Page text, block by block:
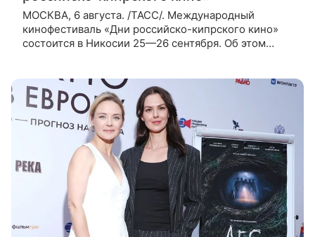
МОСКВА, 6 августа. /ТАСС/. Международный
кинофестиваль «Дни российско-кипрского кино»
состоится в Никосии 25—26 сентября. Об этом